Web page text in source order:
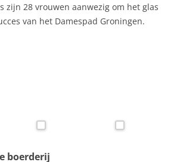
zijn 28 vrouwen aanwezig om het glas
van het Damespad Groningen.
boerderij